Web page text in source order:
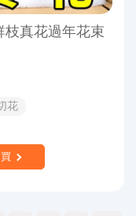
枝真花過年花束
花